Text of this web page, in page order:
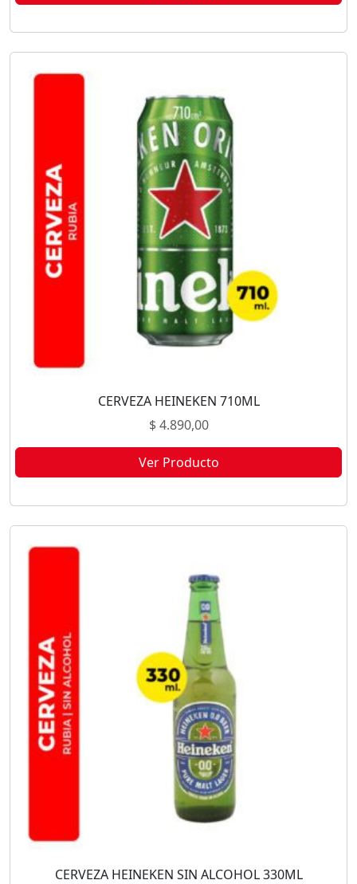
CERVEZA HEINEKEN 710ML
$4.890,00
Ver Producto
CERVEZA HEINEKEN SIN ALCOHOL 330ML